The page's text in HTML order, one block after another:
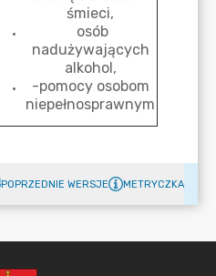
POPRZEDNIE WERSJE METRYCZKA